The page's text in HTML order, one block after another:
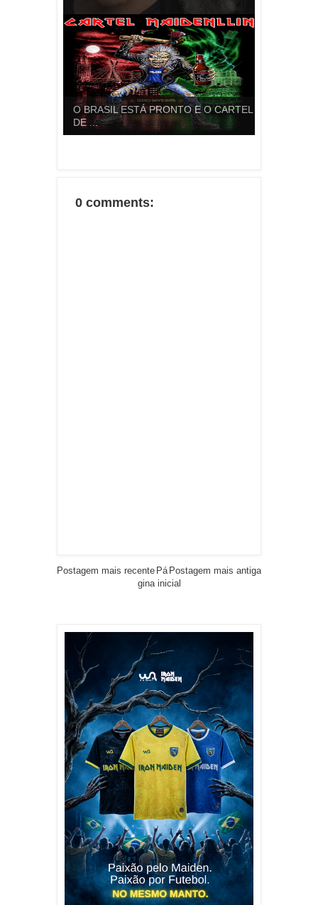
O BRASIL ESTÁ PRONTO E O CARTEL
DE ...
0 comments:
Postagem mais recente Postagem mais antiga
Pá
gina inicial